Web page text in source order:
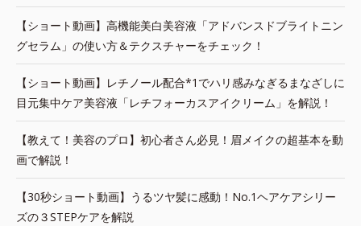
【ショート動画】高機能美白美容液「アドバンスドブライトニン
グセラム」の使い方＆テクスチャーをチェック！
【ショート動画】レチノール配合*1でハリ感みなぎるまなざしに
目元集中ケア美容液「レチフォーカスアイクリーム」を解説！
【教えて！美容のプロ】初心者さん必見！眉メイクの超基本を動
画で解説！
【30秒ショート動画】うるツヤ髪に感動！No.1ヘアケアシリー
ズの３STEPケアを解説